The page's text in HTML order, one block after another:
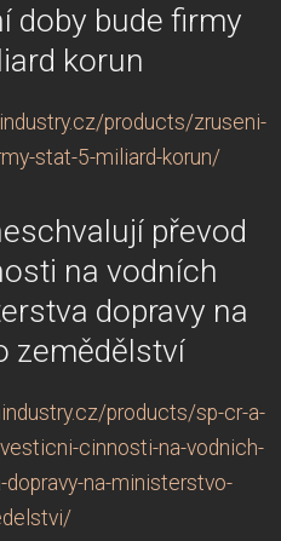
doby bude firmy
korun
products/zruseni-
stat-5-miliard-korun/
převod
na vodních
dopravy na
zemědělství
products/sp-cr-a-
cinnosti-na-vodnich-
na-ministerstvo-